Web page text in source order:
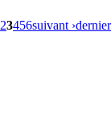
23456suivant ›